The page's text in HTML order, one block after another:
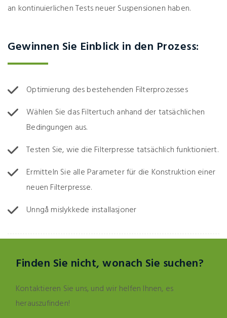
an kontinuierlichen Tests neuer Suspensionen haben.
Gewinnen Sie Einblick in den Prozess:
Optimierung des bestehenden Filterprozesses
Wählen Sie das Filtertuch anhand der tatsächlichen
Bedingungen aus.
Testen Sie, wie die Filterpresse tatsächlich funktioniert.
Ermitteln Sie alle Parameter für die Konstruktion einer
neuen Filterpresse.
Unngå mislykkede installasjoner
Finden Sie nicht, wonach Sie suchen?
Kontaktieren Sie uns, und wir helfen Ihnen, es
herauszufinden!